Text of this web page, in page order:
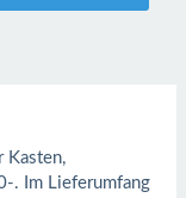
Kasten,
. Im Lieferumfang